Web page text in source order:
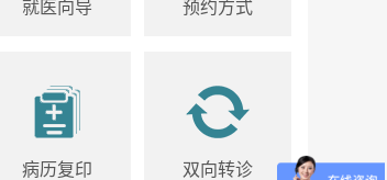
就医向导 预约方式
病历复印 双向转诊